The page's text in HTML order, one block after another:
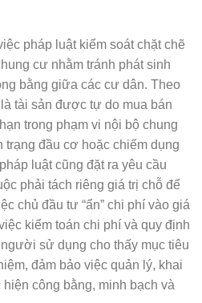
pháp luật kiểm soát chặt chẽ
cư nhằm tránh phát sinh
bằng giữa các cư dân. Theo
tài sản được tự do mua bán
trong phạm vi nội bộ chung
trạng đầu cơ hoặc chiếm dụng
luật cũng đặt ra yêu cầu
phải tách riêng giá trị chỗ để
chủ đầu tư “ẩn” chi phí vào giá
kiểm toán chi phí và quy định
sử dụng cho thấy mục tiêu
đảm bảo việc quản lý, khai
công bằng, minh bạch và